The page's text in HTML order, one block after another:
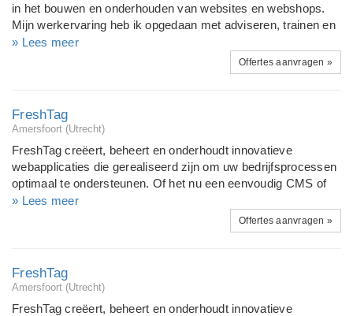
in het bouwen en onderhouden van websites en webshops.
Mijn werkervaring heb ik opgedaan met adviseren, trainen en
begeleiden van klanten met het bouwen van websites en
webshops m.b.v. Magento, Oscommerce en Joomla
Ondertussen heb ik diverse projecten succesvol gebouwd.
» Lees meer
Offertes aanvragen »
FreshTag
Amersfoort (Utrecht)
FreshTag creëert, beheert en onderhoudt innovatieve
webapplicaties die gerealiseerd zijn om uw bedrijfsprocessen
optimaal te ondersteunen. Of het nu een eenvoudig CMS of
webshop betreft of een ERP-oplossing met geavanceerde
planningsprocessen, FreshTag realiseert met haar F3-
framework oplossingen die altijd voldoen aan 'tailored to fit,
» Lees meer
Offertes aanvragen »
FreshTag
Amersfoort (Utrecht)
FreshTag creëert, beheert en onderhoudt innovatieve